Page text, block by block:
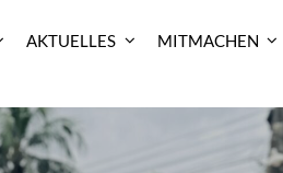
AKTUELLES MITMACHEN